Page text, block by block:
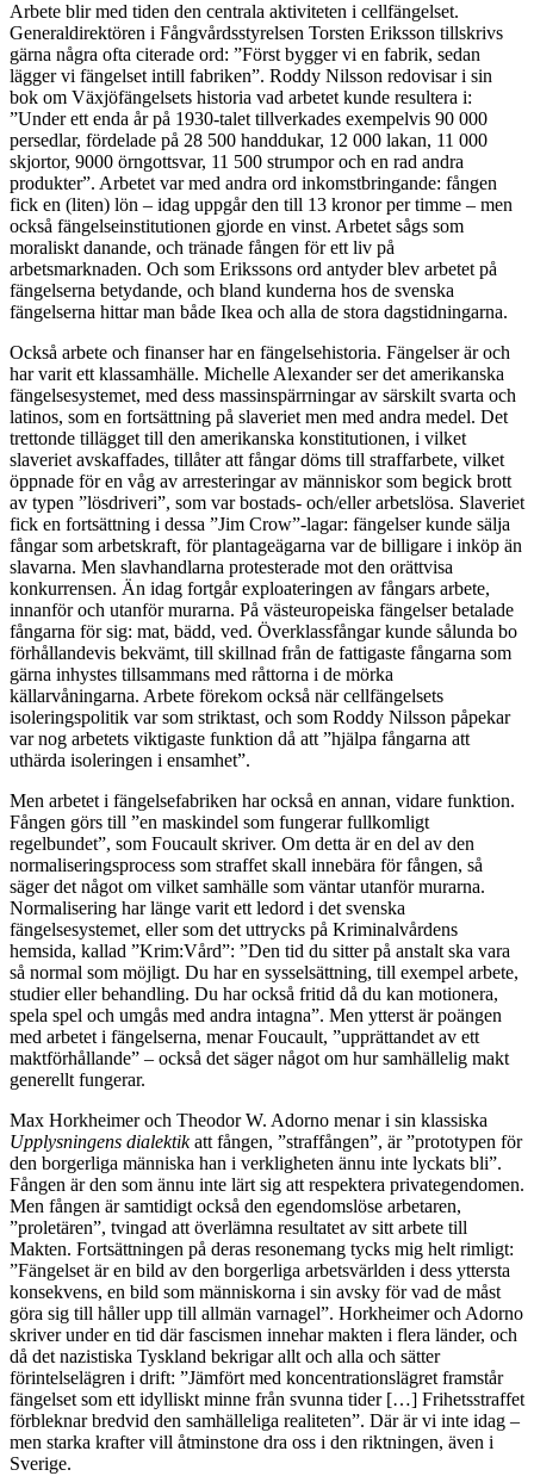
Arbete blir med tiden den centrala aktiviteten i cellfängelset.
Generaldirektören i Fångvårdsstyrelsen Torsten Eriksson tillskrivs
gärna några ofta citerade ord: ”Först bygger vi en fabrik, sedan
lägger vi fängelset intill fabriken”. Roddy Nilsson redovisar i sin
bok om Växjöfängelsets historia vad arbetet kunde resultera i:
”Under ett enda år på 1930-talet tillverkades exempelvis 90 000
persedlar, fördelade på 28 500 handdukar, 12 000 lakan, 11 000
skjortor, 9000 örngottsvar, 11 500 strumpor och en rad andra
produkter”. Arbetet var med andra ord inkomstbringande: fången
fick en (liten) lön – idag uppgår den till 13 kronor per timme – men
också fängelseinstitutionen gjorde en vinst. Arbetet sågs som
moraliskt danande, och tränade fången för ett liv på
arbetsmarknaden. Och som Erikssons ord antyder blev arbetet på
fängelserna betydande, och bland kunderna hos de svenska
fängelserna hittar man både Ikea och alla de stora dagstidningarna.
Också arbete och finanser har en fängelsehistoria. Fängelser är och
har varit ett klassamhälle. Michelle Alexander ser det amerikanska
fängelsesystemet, med dess massinspärrningar av särskilt svarta och
latinos, som en fortsättning på slaveriet men med andra medel. Det
trettonde tillägget till den amerikanska konstitutionen, i vilket
slaveriet avskaffades, tillåter att fångar döms till straffarbete, vilket
öppnade för en våg av arresteringar av människor som begick brott
av typen ”lösdriveri”, som var bostads- och/eller arbetslösa. Slaveriet
fick en fortsättning i dessa ”Jim Crow”-lagar: fängelser kunde sälja
fångar som arbetskraft, för plantageägarna var de billigare i inköp än
slavarna. Men slavhandlarna protesterade mot den orättvisa
konkurrensen. Än idag fortgår exploateringen av fångars arbete,
innanför och utanför murarna. På västeuropeiska fängelser betalade
fångarna för sig: mat, bädd, ved. Överklassfångar kunde sålunda bo
förhållandevis bekvämt, till skillnad från de fattigaste fångarna som
gärna inhystes tillsammans med råttorna i de mörka
källarvåningarna. Arbete förekom också när cellfängelsets
isoleringspolitik var som striktast, och som Roddy Nilsson påpekar
var nog arbetets viktigaste funktion då att ”hjälpa fångarna att
uthärda isoleringen i ensamhet”.
Men arbetet i fängelsefabriken har också en annan, vidare funktion.
Fången görs till ”en maskindel som fungerar fullkomligt
regelbundet”, som Foucault skriver. Om detta är en del av den
normaliseringsprocess som straffet skall innebära för fången, så
säger det något om vilket samhälle som väntar utanför murarna.
Normalisering har länge varit ett ledord i det svenska
fängelsesystemet, eller som det uttrycks på Kriminalvårdens
hemsida, kallad ”Krim:Vård”: ”Den tid du sitter på anstalt ska vara
så normal som möjligt. Du har en sysselsättning, till exempel arbete,
studier eller behandling. Du har också fritid då du kan motionera,
spela spel och umgås med andra intagna”. Men ytterst är poängen
med arbetet i fängelserna, menar Foucault, ”upprättandet av ett
maktförhållande” – också det säger något om hur samhällelig makt
generellt fungerar.
Max Horkheimer och Theodor W. Adorno menar i sin klassiska
Upplysningens dialektikatt fången, ”straffången”, är ”prototypen för
den borgerliga människa han i verkligheten ännu inte lyckats bli”.
Fången är den som ännu inte lärt sig att respektera privategendomen.
Men fången är samtidigt också den egendomslöse arbetaren,
”proletären”, tvingad att överlämna resultatet av sitt arbete till
Makten. Fortsättningen på deras resonemang tycks mig helt rimligt:
”Fängelset är en bild av den borgerliga arbetsvärlden i dess yttersta
konsekvens, en bild som människorna i sin avsky för vad de måst
göra sig till håller upp till allmän varnagel”. Horkheimer och Adorno
skriver under en tid där fascismen innehar makten i flera länder, och
då det nazistiska Tyskland bekrigar allt och alla och sätter
förintelselägren i drift: ”Jämfört med koncentrationslägret framstår
fängelset som ett idylliskt minne från svunna tider […] Frihetsstraffet
förbleknar bredvid den samhälleliga realiteten”. Där är vi inte idag –
men starka krafter vill åtminstone dra oss i den riktningen, även i
Sverige.